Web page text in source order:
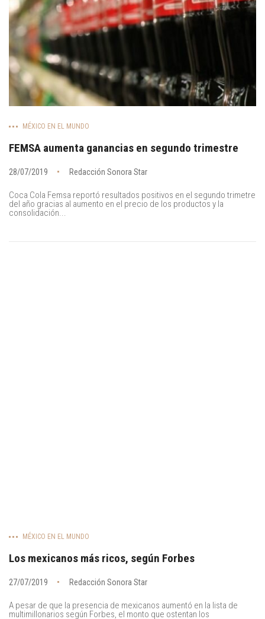
MÉXICO EN EL MUNDO
FEMSA aumenta ganancias en segundo trimestre
28/07/2019 Redacción Sonora Star
Coca Cola Femsa reportó resultados positivos en el segundo trimetre
del año gracias al aumento en el precio de los productos y la
consolidación...
MÉXICO EN EL MUNDO
Los mexicanos más ricos, según Forbes
27/07/2019 Redacción Sonora Star
A pesar de que la presencia de mexicanos aumentó en la lista de
multimillonarios según Forbes, el monto que ostentan los